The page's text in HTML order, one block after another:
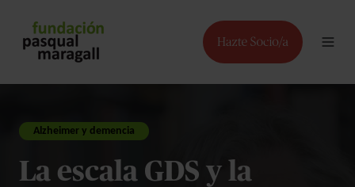
Alzheimer y demencia
La escala GDS y la